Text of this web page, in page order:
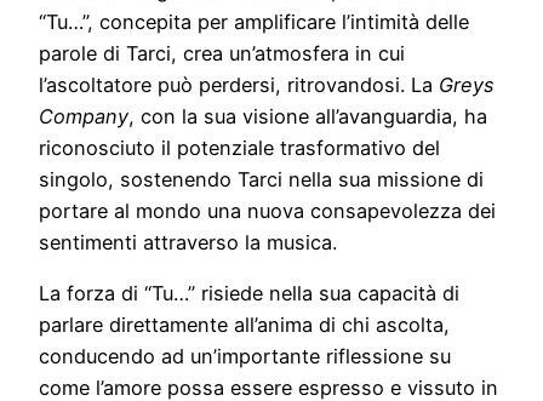
“Tu…”, concepita per amplificare l’intimità delle
parole di Tarci, crea un’atmosfera in cui
l’ascoltatore può perdersi, ritrovandosi. La Greys
Company, con la sua visione all’avanguardia, ha
riconosciuto il potenziale trasformativo del
singolo, sostenendo Tarci nella sua missione di
portare al mondo una nuova consapevolezza dei
sentimenti attraverso la musica.
La forza di “Tu…” risiede nella sua capacità di
parlare direttamente all’anima di chi ascolta,
conducendo ad un’importante riflessione su
come l’amore possa essere espresso e vissuto in